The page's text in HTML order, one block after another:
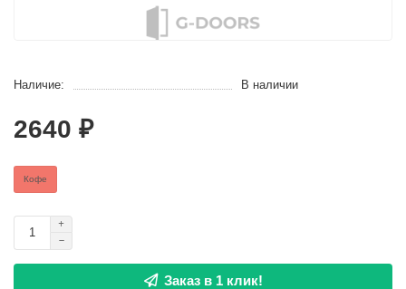
Наличие: В наличии
2640 ₽
Кофе
Заказ в 1 клик!